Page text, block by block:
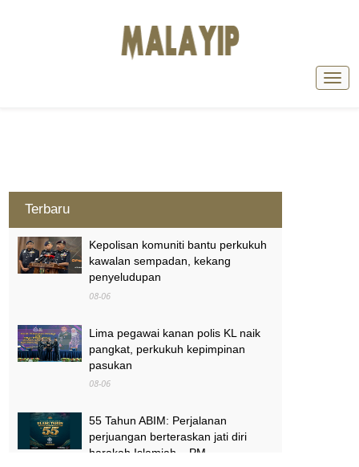
Terbaru
Kepolisan komuniti bantu perkukuh
kawalan sempadan, kekang
penyeludupan
08-06
Lima pegawai kanan polis KL naik
pangkat, perkukuh kepimpinan
pasukan
08-06
55 Tahun ABIM: Perjalanan
perjuangan berteraskan jati diri
harakah Islamiah – PM